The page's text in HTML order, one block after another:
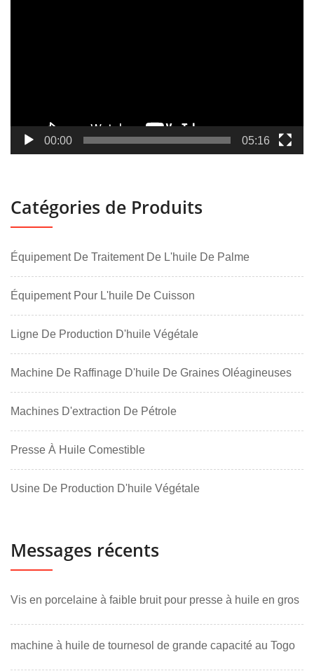
00:00 05:16
Catégories de Produits
Équipement De Traitement De L'huile De Palme
Équipement Pour L'huile De Cuisson
Ligne De Production D'huile Végétale
Machine De Raffinage D'huile De Graines Oléagineuses
Machines D'extraction De Pétrole
Presse À Huile Comestible
Usine De Production D'huile Végétale
Messages récents
Vis en porcelaine à faible bruit pour presse à huile en gros
machine à huile de tournesol de grande capacité au Togo